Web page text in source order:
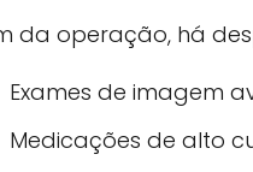
da operação, há
Exames de imagem
Medicações de alto